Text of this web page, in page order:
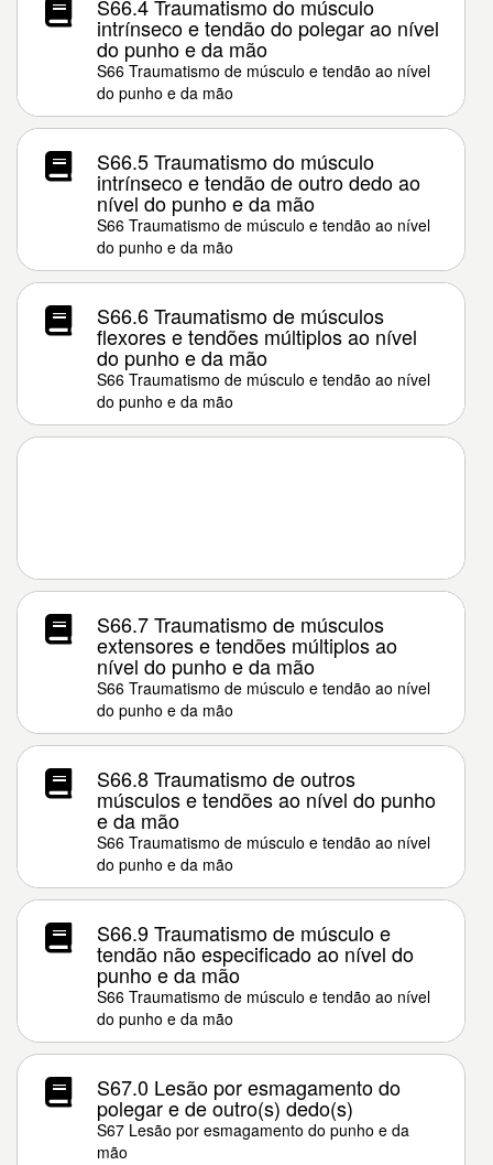
S66.4 Traumatismo do músculo
intrínseco e tendão do polegar ao nível
do punho e da mão
S66 Traumatismo de músculo e tendão ao nível
do punho e da mão
S66.5 Traumatismo do músculo
intrínseco e tendão de outro dedo ao
nível do punho e da mão
S66 Traumatismo de músculo e tendão ao nível
do punho e da mão
S66.6 Traumatismo de músculos
flexores e tendões múltiplos ao nível
do punho e da mão
S66 Traumatismo de músculo e tendão ao nível
do punho e da mão
S66.7 Traumatismo de músculos
extensores e tendões múltiplos ao
nível do punho e da mão
S66 Traumatismo de músculo e tendão ao nível
do punho e da mão
S66.8 Traumatismo de outros
músculos e tendões ao nível do punho
e da mão
S66 Traumatismo de músculo e tendão ao nível
do punho e da mão
S66.9 Traumatismo de músculo e
tendão não especificado ao nível do
punho e da mão
S66 Traumatismo de músculo e tendão ao nível
do punho e da mão
S67.0 Lesão por esmagamento do
polegar e de outro(s) dedo(s)
S67 Lesão por esmagamento do punho e da
mão